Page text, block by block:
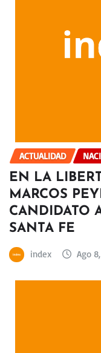
ACTUALIDAD
EN LA
MARCOS
CANDIDATO
SANTA FE
index Ago